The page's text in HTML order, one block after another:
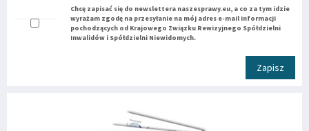
Chcę zapisać się do newslettera naszesprawy.eu, a co za tym idzie
wyrażam zgodę na przesyłanie na mój adres e-mail informacji
pochodzących od Krajowego Związku Rewizyjnego Spółdzielni
Inwalidów i Spółdzielni Niewidomych.
Zapisz